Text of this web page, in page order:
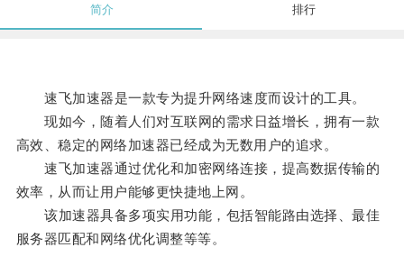
简介 排行
速飞加速器是一款专为提升网络速度而设计的工具。
现如今，随着人们对互联网的需求日益增长，拥有一款
高效、稳定的网络加速器已经成为无数用户的追求。
速飞加速器通过优化和加密网络连接，提高数据传输的
效率，从而让用户能够更快捷地上网。
该加速器具备多项实用功能，包括智能路由选择、最佳
服务器匹配和网络优化调整等等。